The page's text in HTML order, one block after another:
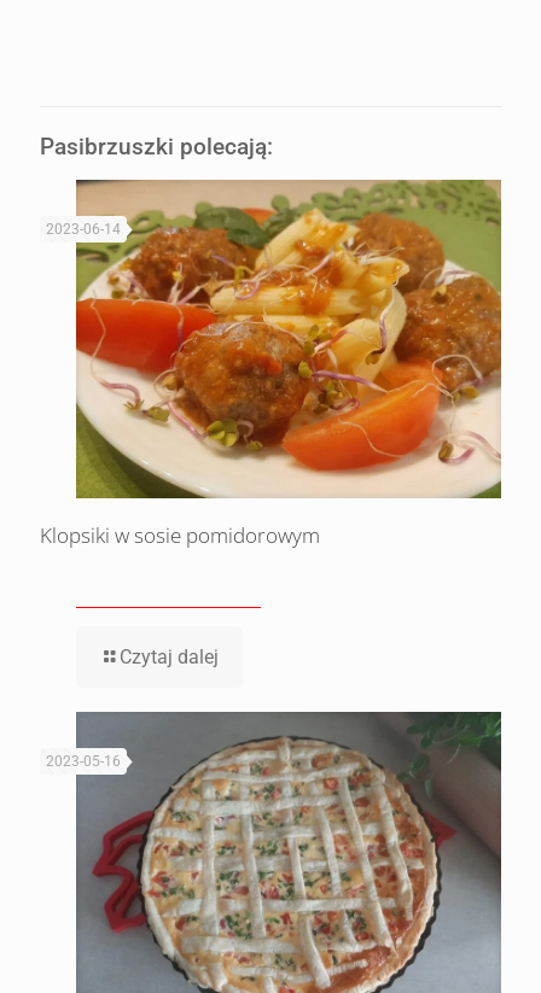
Pasibrzuszki polecają:
2023-06-14
Klopsiki w sosie pomidorowym
Czytaj dalej
2023-05-16